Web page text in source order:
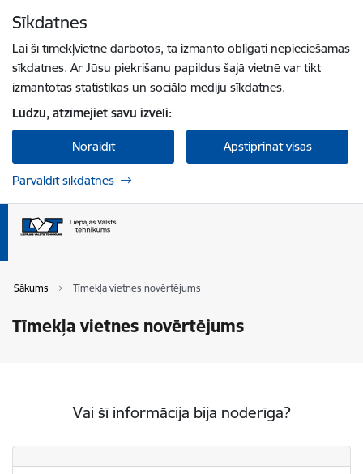
Sīkdatnes
Lai šī tīmekļvietne darbotos, tā izmanto obligāti nepieciešamās
sīkdatnes. Ar Jūsu piekrišanu papildus šajā vietnē var tikt
izmantotas statistikas un sociālo mediju sīkdatnes.
Lūdzu, atzīmējiet savu izvēli:
Noraidīt Apstiprināt visas
Pārvaldīt sīkdatnes
Sākums Tīmekļa vietnes novērtējums
Tīmekļa vietnes novērtējums
Vai šī informācija bija noderīga?
Vai šī informācija bija noderīga?